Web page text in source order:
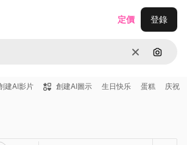
清除 通過圖
定價 登錄
建AI影片 創建AI圖示 生日快乐 蛋糕 庆祝